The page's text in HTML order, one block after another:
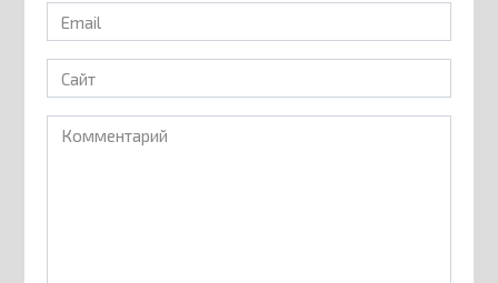
Email
*
Сайт
Комментарий